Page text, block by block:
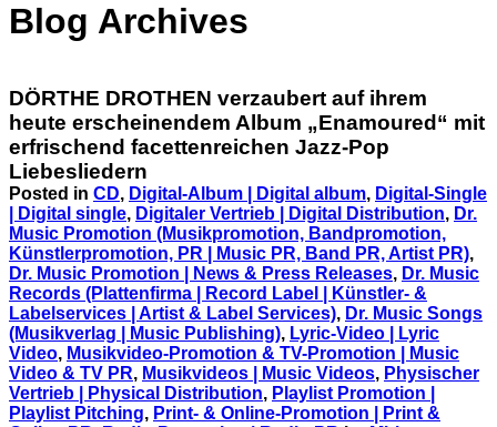
Blog Archives
DÖRTHE DROTHEN verzaubert auf ihrem
heute erscheinendem Album „Enamoured“ mit
erfrischend facettenreichen Jazz-Pop
Liebesliedern
Posted in CD, Digital-Album | Digital album, Digital-Single
| Digital single, Digitaler Vertrieb | Digital Distribution, Dr.
Music Promotion (Musikpromotion, Bandpromotion,
Künstlerpromotion, PR | Music PR, Band PR, Artist PR),
Dr. Music Promotion | News & Press Releases, Dr. Music
Records (Plattenfirma | Record Label | Künstler- &
Labelservices | Artist & Label Services), Dr. Music Songs
(Musikverlag | Music Publishing), Lyric-Video | Lyric
Video, Musikvideo-Promotion & TV-Promotion | Music
Video & TV PR, Musikvideos | Music Videos, Physischer
Vertrieb | Physical Distribution, Playlist Promotion |
Playlist Pitching, Print- & Online-Promotion | Print &